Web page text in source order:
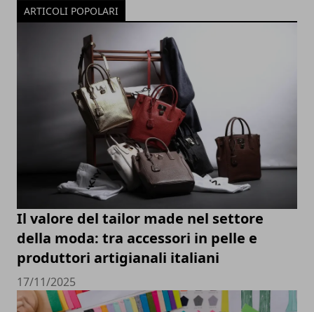
ARTICOLI POPOLARI
Il valore del tailor made nel settore
della moda: tra accessori in pelle e
produttori artigianali italiani
17/11/2025